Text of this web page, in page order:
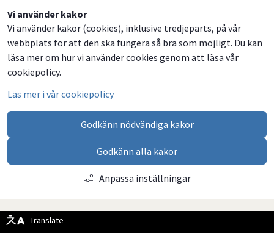
Vi använder kakor
Vi använder kakor (cookies), inklusive tredjeparts, på vår
webbplats för att den ska fungera så bra som möjligt. Du kan
läsa mer om hur vi använder cookies genom att läsa vår
cookiepolicy.
Läs mer i vår cookiepolicy
Godkänn nödvändiga kakor
Godkänn alla kakor
Anpassa inställningar
Translate
Dela
på
Facebook
Dela
på
Twitter
Dela
på
LinkedIn
Dela
via
email